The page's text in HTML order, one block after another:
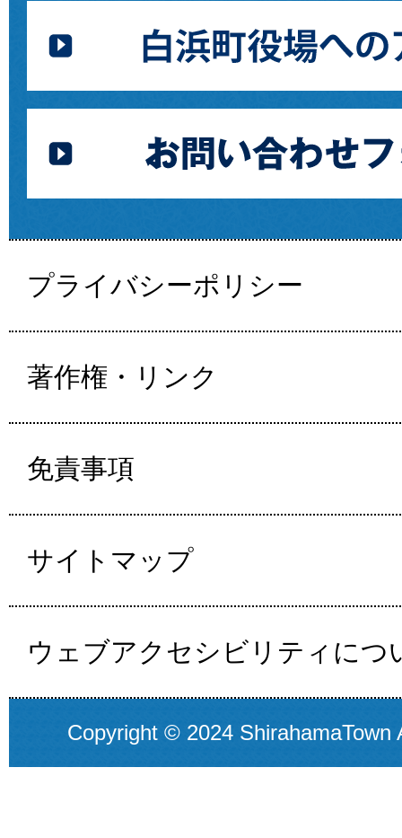
プライバシーポリシー
著作権・リンク
免責事項
サイトマップ
ウェブアクセシビリティにつ
Copyright © 2024 ShirahamaTown